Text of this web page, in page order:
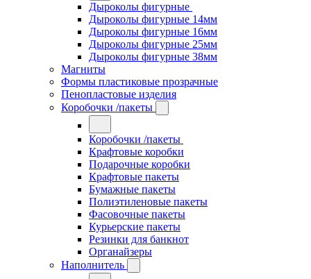
Дыроколы фигурные
Дыроколы фигурные 14мм
Дыроколы фигурные 16мм
Дыроколы фигурные 25мм
Дыроколы фигурные 38мм
Магниты
Формы пластиковые прозрачные
Пенопластовые изделия
Коробочки /пакеты
Коробочки /пакеты
Крафтовые коробки
Подарочные коробки
Крафтовые пакеты
Бумажные пакеты
Полиэтиленовые пакеты
Фасовочные пакеты
Курьерские пакеты
Резинки для банкнот
Органайзеры
Наполнитель